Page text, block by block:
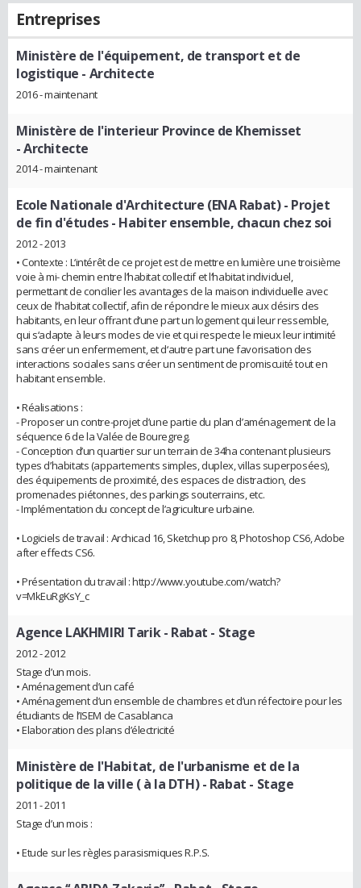
Entreprises
Ministère de l'équipement, de transport et de
logistique - Architecte
2016 - maintenant
Ministère de l'interieur Province de Khemisset
- Architecte
2014 - maintenant
Ecole Nationale d'Architecture (ENA Rabat)- Projet
de fin d'études - Habiter ensemble, chacun chez soi
2012 - 2013
• Contexte : L‘intérêt de ce projet est de mettre en lumière une troisième
voie à mi- chemin entre l’habitat collectif et l‘habitat individuel,
permettant de concilier les avantages de la maison individuelle avec
ceux de l‘habitat collectif, afin de répondre le mieux aux désirs des
habitants, en leur offrant d‘une part un logement qui leur ressemble,
qui s‘adapte à leurs modes de vie et qui respecte le mieux leur intimité
sans créer un enfermement, et d‘autre part une favorisation des
interactions sociales sans créer un sentiment de promiscuité tout en
habitant ensemble.
• Réalisations :
- Proposer un contre-projet d’une partie du plan d’aménagement de la
séquence 6 de la Valée de Bouregreg.
- Conception d’un quartier sur un terrain de 34ha contenant plusieurs
types d’habitats (appartements simples, duplex, villas superposées),
des équipements de proximité, des espaces de distraction, des
promenades piétonnes, des parkings souterrains, etc.
- Implémentation du concept de l’agriculture urbaine.
• Logiciels de travail : Archicad 16, Sketchup pro 8, Photoshop CS6, Adobe
after effects CS6.
• Présentation du travail : http://www.youtube.com/watch?
v=MkEuRgKsY_c
Agence LAKHMIRI Tarik - Rabat - Stage
2012 - 2012
Stage d’un mois.
• Aménagement d’un café
• Aménagement d’un ensemble de chambres et d’un réfectoire pour les
étudiants de l’ISEM de Casablanca
• Elaboration des plans d’électricité
Ministère de l'Habitat, de l'urbanisme et de la
politique de la ville ( à la DTH) - Rabat - Stage
2011 - 2011
Stage d’un mois :
• Etude sur les règles parasismiques R.P.S.